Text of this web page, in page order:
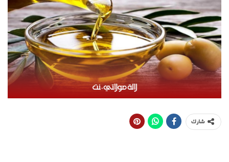
شارك